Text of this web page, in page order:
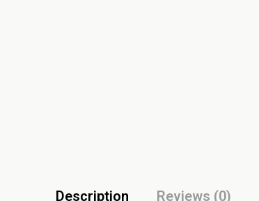
Description Reviews (0)